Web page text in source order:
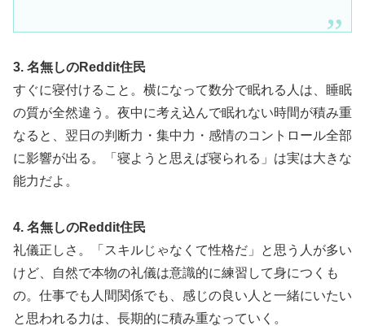
3. 名無しのReddit住民
すぐに寝付けること。横になって数分で眠れる人は、睡眠
の質が全然違う。夜中に考え込んで眠れない時間が積み重
なると、翌日の判断力・集中力・感情のコントロール全部
に影響が出る。「寝ようと思えば寝られる」は実は大きな
能力だよ。
4. 名無しのReddit住民
礼儀正しさ。「スキルじゃなくて性格だ」と思う人が多い
けど、自然で本物の礼儀は意識的に練習して身につくも
の。仕事でも人間関係でも、感じの良い人と一緒にいたい
と思われる力は、長期的に積み重なっていく。